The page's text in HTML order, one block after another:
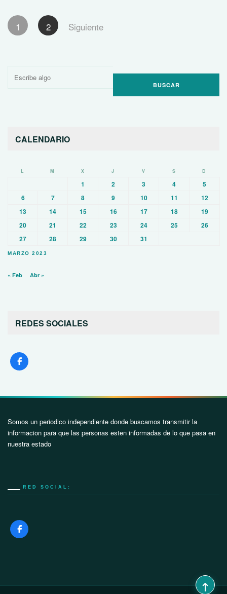
Paginación
de
1 2 Siguiente
Buscar
CALENDARIO
MARZO 2023
L M X J V S D
1 2 3 4
5
6
7 8 9 10 11
12
13
14 15 16 17 18
19
20
21 22 23 24 25
26
27
28 29 30 31
« Feb Abr »
REDES SOCIALES
Somos un periodico independiente donde buscamos transmitir la
informacion para que las personas esten informadas de lo que pasa en
nuestra estado
RED SOCIAL: